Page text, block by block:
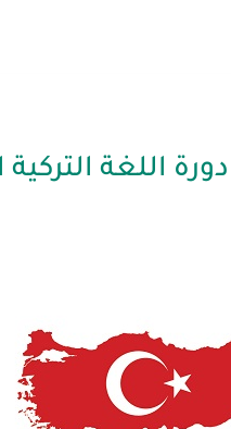
اللغة التركية